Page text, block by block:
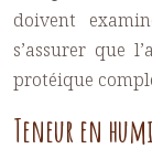
doivent
s’assurer que
protéique
Teneur en